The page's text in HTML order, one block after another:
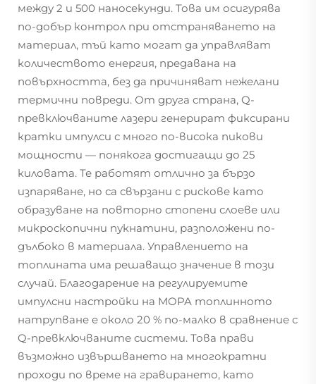
между 2 и 500 наносекунди. Това им осигурява
по-добър контрол при отстраняването на
материал, тъй като могат да управляват
количеството енергия, предавана на
повърхността, без да причиняват нежелани
термични повреди. От друга страна, Q-
превключваните лазери генерират фиксирани
кратки импулси с много по-висока пикови
мощности — понякога достигащи до 25
киловата. Те работят отлично за бързо
изпаряване, но са свързани с рискове като
образуване на повторно стопени слоеве или
микроскопични пукнатини, разположени по-
дълбоко в материала. Управлението на
топлината има решаващо значение в този
случай. Благодарение на регулируемите
импулсни настройки на MOPA топлинното
натрупване е около 20 % по-малко в сравнение с
Q-превключваните системи. Това прави
възможно извършването на многократни
проходи по време на гравирането, като